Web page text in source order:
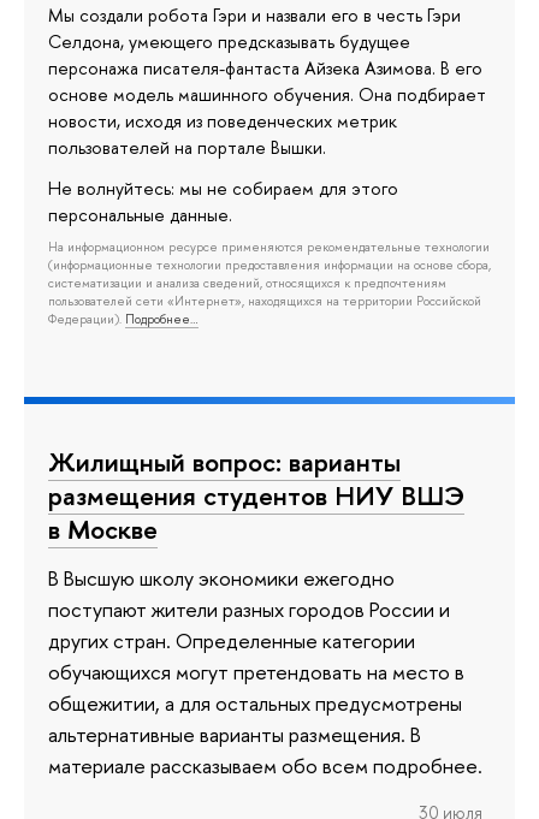
Мы создали робота Гэри и назвали его в честь Гэри
Селдона, умеющего предсказывать будущее
персонажа писателя-фантаста Айзека Азимова. В его
основе модель машинного обучения. Она подбирает
новости, исходя из поведенческих метрик
пользователей на портале Вышки.
Не волнуйтесь: мы не собираем для этого
персональные данные.
На информационном ресурсе применяются рекомендательные технологии
(информационные технологии предоставления информации на основе сбора,
систематизации и анализа сведений, относящихся к предпочтениям
пользователей сети «Интернет», находящихся на территории Российской
Федерации). Подробнее…
Жилищный вопрос: варианты
размещения студентов НИУ ВШЭ
в Москве
В Высшую школу экономики ежегодно
поступают жители разных городов России и
других стран. Определенные категории
обучающихся могут претендовать на место в
общежитии, а для остальных предусмотрены
альтернативные варианты размещения. В
материале рассказываем обо всем подробнее.
30 июля